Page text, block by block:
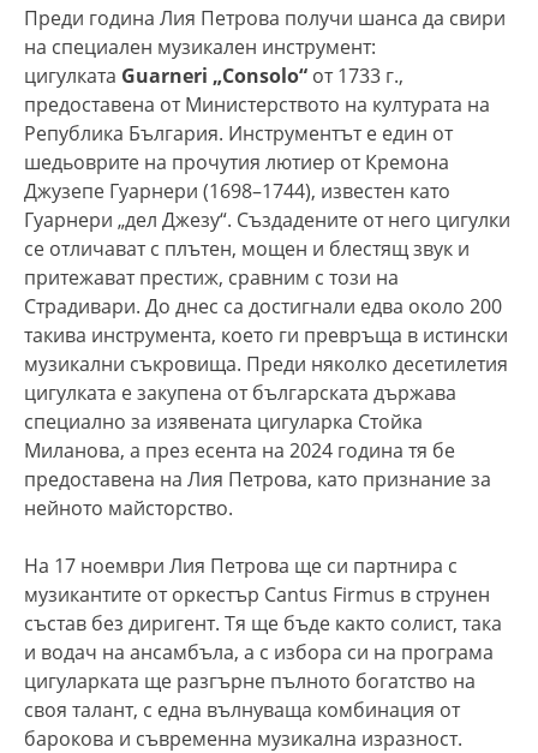
Преди година Лия Петрова получи шанса да свири
на специален музикален инструмент:
цигулката Guarneri „Consolo“ от 1733 г.,
предоставена от Министерството на културата на
Република България. Инструментът е един от
шедьоврите на прочутия лютиер от Кремона
Джузепе Гуарнери (1698–1744), известен като
Гуарнери „дел Джезу“. Създадените от него цигулки
се отличават с плътен, мощен и блестящ звук и
притежават престиж, сравним с този на
Страдивари. До днес са достигнали едва около 200
такива инструмента, което ги превръща в истински
музикални съкровища. Преди няколко десетилетия
цигулката е закупена от българската държава
специално за изявената цигуларка Стойка
Миланова, а през есента на 2024 година тя бе
предоставена на Лия Петрова, като признание за
нейното майсторство.
На 17 ноември Лия Петрова ще си партнира с
музикантите от оркестър Cantus Firmus в струнен
състав без диригент. Тя ще бъде както солист, така
и водач на ансамбъла, а с избора си на програма
цигуларката ще разгърне пълното богатство на
своя талант, с една вълнуваща комбинация от
барокова и съвременна музикална изразност.